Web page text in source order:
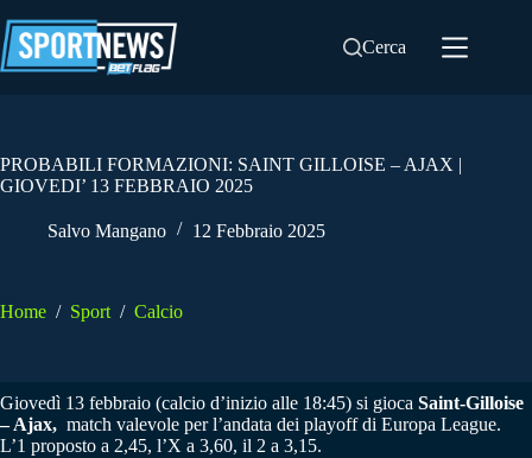
al
contenuto
Cerca
PROBABILI FORMAZIONI: SAINT GILLOISE – AJAX |
GIOVEDI’ 13 FEBBRAIO 2025
Salvo Mangano 12 Febbraio 2025
Home / Sport / Calcio
Giovedì 13 febbraio (calcio d’inizio alle 18:45) si gioca Saint-Gilloise
– Ajax, match valevole per l’andata dei playoff di Europa League.
L’1 proposto a 2,45, l’X a 3,60, il 2 a 3,15.